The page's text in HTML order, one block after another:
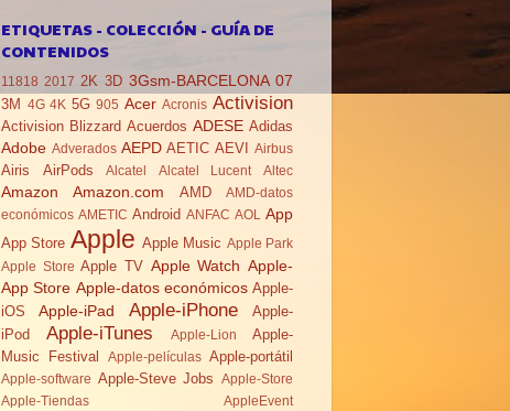
ETIQUETAS - COLECCIÓN - GUÍA DE
CONTENIDOS
11818 2017 2K 3D 3Gsm-BARCELONA 07
3M 4G 4K 5G 905 Acer Acronis Activision
Activision Blizzard Acuerdos ADESE Adidas
Adobe Adverados AEPD AETIC AEVI Airbus
Airis AirPods Alcatel Alcatel Lucent Altec
Amazon Amazon.com AMD
AMD-datos
económicos AMETIC Android ANFAC AOL App
App Store Apple Apple Music Apple Park
Apple Store Apple TV Apple Watch Apple-
App Store Apple-datos económicos Apple-
iOS
Apple-iPad Apple-iPhone
Apple-
iPod
Apple-iTunes Apple-Lion
Apple-
Music Festival
Apple-películas Apple-portátil
Apple-software Apple-Steve Jobs
Apple-Store
Apple-Tiendas
AppleEvent